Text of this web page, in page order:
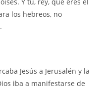
los hebreos, no
Jesús a Jerusalén y la
iba a manifestarse de